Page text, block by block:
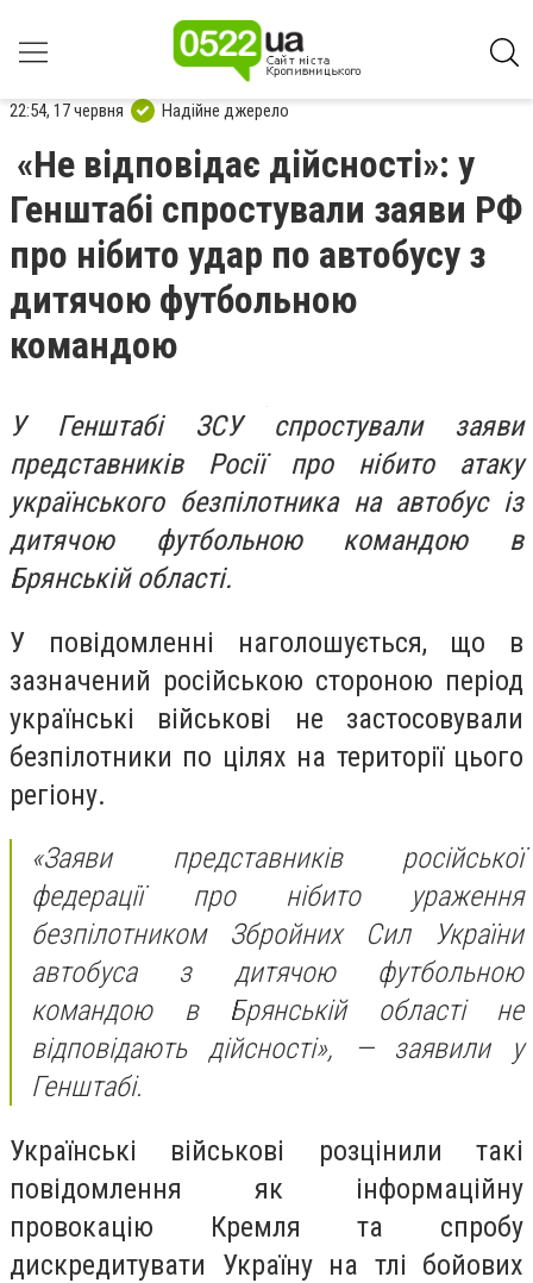
22:54, 17 червня Надійне джерело
«Не відповідає дійсності»: у
Генштабі спростували заяви РФ
про нібито удар по автобусу з
дитячою футбольною
командою
У Генштабі ЗСУ спростували заяви
представників Росії про нібито атаку
українського безпілотника на автобус із
дитячою футбольною командою в
Брянській області.
У повідомленні наголошується, що в
зазначений російською стороною період
українські військові не застосовували
безпілотники по цілях на території цього
регіону.
«Заяви представників російської
федерації про нібито ураження
безпілотником Збройних Сил України
автобуса з дитячою футбольною
командою в Брянській області не
відповідають дійсності», — заявили у
Генштабі.
Українські військові розцінили такі
повідомлення як інформаційну
провокацію Кремля та спробу
дискредитувати Україну на тлі бойових